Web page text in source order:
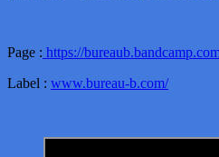
Page : https://
Label : www.bureau-b.com/